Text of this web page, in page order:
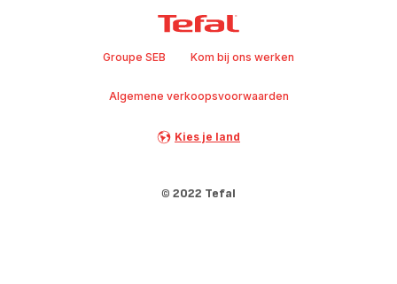
Groupe SEB Kom bij ons werken
Algemene verkoopsvoorwaarden
Kies je land
© 2022 Tefal